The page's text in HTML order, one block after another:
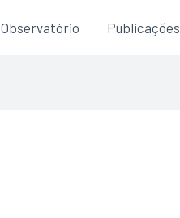
Observatório Publicações